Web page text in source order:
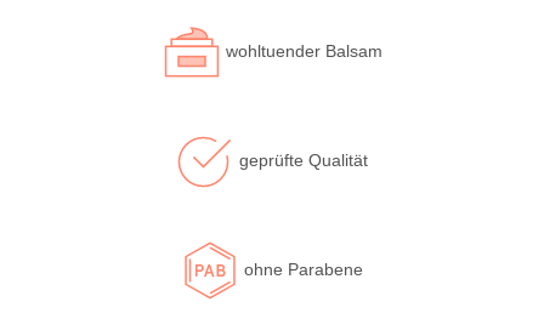
wohltuender Balsam
geprüfte Qualität
ohne Parabene